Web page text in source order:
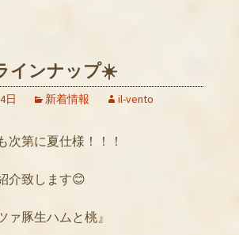
インナップ☀️
日 新着情報 il-vento
次第に夏仕様！！！
介致します😊
ァ豚生ハムと桃』